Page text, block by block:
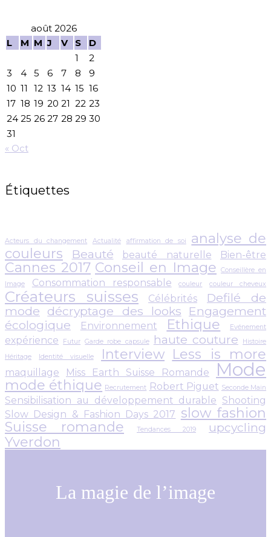
août 2026
L
M M J V S
D
1
2
3
4 5 6 7 8
9
10 11 12 13 14 15 16
17 18 19 20 21 22 23
24 25 26 27 28 29 30
31
« Oct
Étiquettes
Acteurs du changement Actualité affirmation de soi
analyse de
couleurs
Beauté beauté naturelle Bien-être
Cannes 2017 Conseil en Image
Conseillère en
Image
Consommation responsable couleur couleur cheveux
Créateurs suisses Célébrités
Defilé de
mode décryptage des looks
Engagement
écologique
Environnement Ethique Evénement
expérience Futur Garde robe capsule haute couture
Histoire
Héritage
Identité visuelle Interview Less is more
maquillage Miss Earth Suisse Romande Mode
mode éthique Recrutement Robert Piguet Seconde Main
Sensibilisation au développement durable Shooting
Slow Design & Fashion Days 2017 slow fashion
Suisse romande
Tendances 2019 upcycling
Yverdon
La magie de l’image